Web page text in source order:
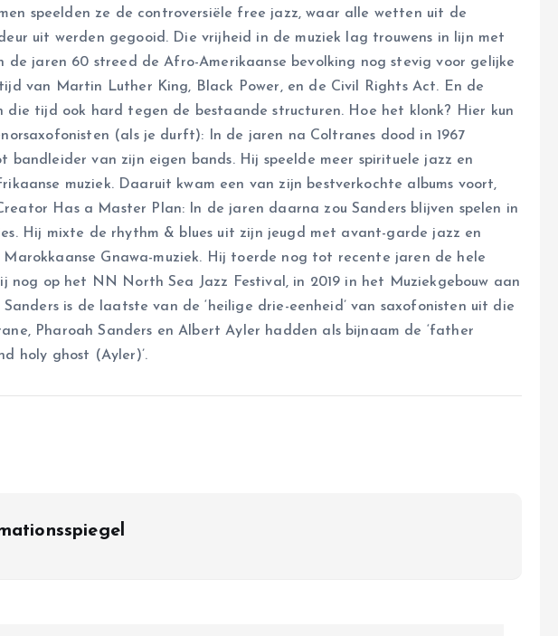
speelden ze de controversiële free jazz, waar alle wetten uit de
uit werden gegooid. Die vrijheid in de muziek lag trouwens in lijn met
jaren 60 streed de Afro-Amerikaanse bevolking nog stevig voor gelijke
van Martin Luther King, Black Power, en de Civil Rights Act. En de
die tijd ook hard tegen de bestaande structuren. Hoe het klonk? Hier kun
(als je durft): In de jaren na Coltranes dood in 1967
bandleider van zijn eigen bands. Hij speelde meer spirituele jazz en
muziek. Daaruit kwam een van zijn bestverkochte albums voort,
Has a Master Plan: In de jaren daarna zou Sanders blijven spelen in
Hij mixte de rhythm & blues uit zijn jeugd met avant-garde jazz en
Marokkaanse Gnawa-muziek. Hij toerde nog tot recente jaren de hele
nog op het NN North Sea Jazz Festival, in 2019 in het Muziekgebouw aan
is de laatste van de ‘heilige drie-eenheid’ van saxofonisten uit die
Pharoah Sanders en Albert Ayler hadden als bijnaam de ‘father
holy ghost (Ayler)’.